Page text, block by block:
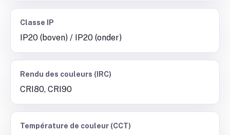
Classe IP
IP20 (boven) / IP20 (onder)
Rendu des couleurs (IRC)
CRI80, CRI90
Température de couleur (CCT)